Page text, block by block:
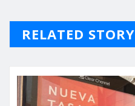
RELATED STORY